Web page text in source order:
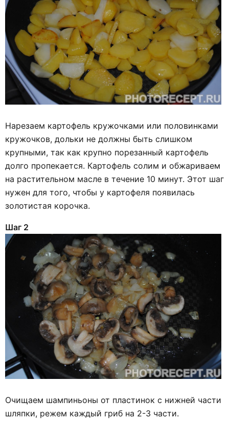
Нарезаем картофель кружочками или половинками
кружочков, дольки не должны быть слишком
крупными, так как крупно порезанный картофель
долго пропекается. Картофель солим и обжариваем
на растительном масле в течение 10 минут. Этот шаг
нужен для того, чтобы у картофеля появилась
золотистая корочка.
Шаг 2
Очищаем шампиньоны от пластинок с нижней части
шляпки, режем каждый гриб на 2-3 части.